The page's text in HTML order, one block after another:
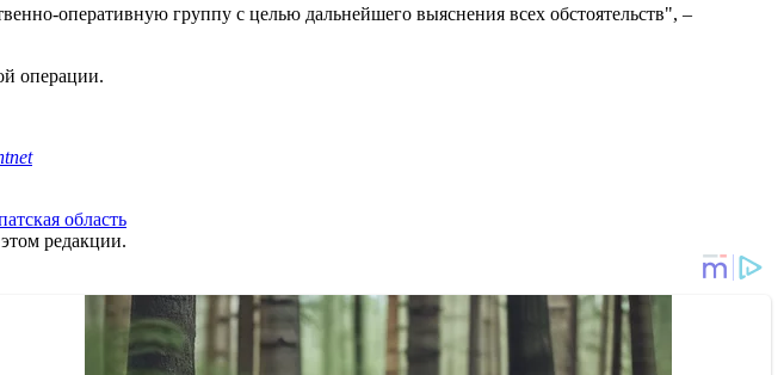
оперативную группу с целью дальнейшего выяснения всех обстоятельств", –
операции.
область
редакции.